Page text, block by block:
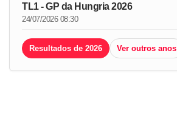
TL1 - GP da Hungria 2026
24/07/2026 08:30
Resultados de 2026 Ver outros anos